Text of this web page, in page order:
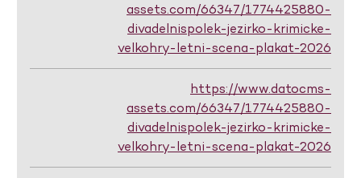
assets.com/66347/1774425880-
divadelnispolek-jezirko-krimicke-
velkohry-letni-scena-plakat-2026
https://www.datocms-
assets.com/66347/1774425880-
divadelnispolek-jezirko-krimicke-
velkohry-letni-scena-plakat-2026